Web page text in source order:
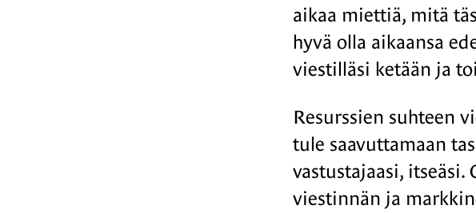
aikaa miettiä, mitä
hyvä olla aikaansa
viestilläsi ketään ja
Resurssien suhteen
tule saavuttamaan
vastustajaasi,
viestinnän ja